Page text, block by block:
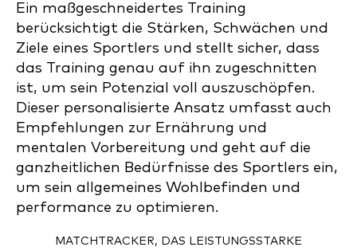
Ein maßgeschneidertes Training
berücksichtigt die Stärken, Schwächen und
Ziele eines Sportlers und stellt sicher, dass
das Training genau auf ihn zugeschnitten
ist, um sein Potenzial voll auszuschöpfen.
Dieser personalisierte Ansatz umfasst auch
Empfehlungen zur Ernährung und
mentalen Vorbereitung und geht auf die
ganzheitlichen Bedürfnisse des Sportlers ein,
um sein allgemeines Wohlbefinden und
performance zu optimieren.
MATCHTRACKER, DAS LEISTUNGSSTARKE